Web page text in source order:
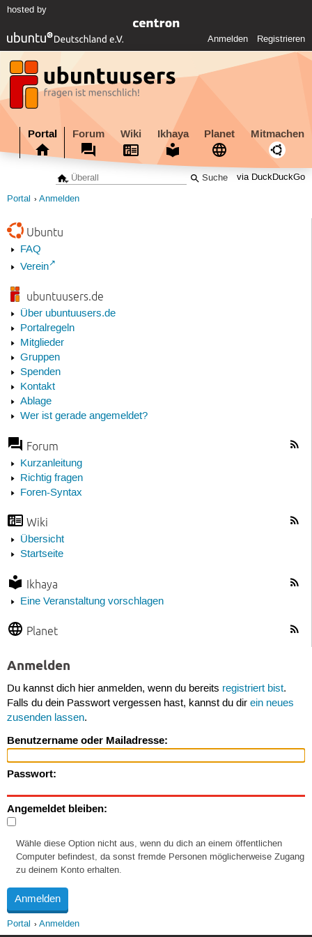
hosted by
Anmelden Registrieren
Portal Forum Wiki Ikhaya Planet Mitmachen
via DuckDuckGo
Portal Anmelden
Ubuntu
FAQ
Verein
ubuntuusers.de
Über ubuntuusers.de
Portalregeln
Mitglieder
Gruppen
Spenden
Kontakt
Ablage
Wer ist gerade angemeldet?
Forum
Kurzanleitung
Richtig fragen
Foren-Syntax
Wiki
Übersicht
Startseite
Ikhaya
Eine Veranstaltung vorschlagen
Planet
Anmelden
Du kannst dich hier anmelden, wenn du bereits registriert bist.
Falls du dein Passwort vergessen hast, kannst du dir ein neues
zusenden lassen.
Benutzername oder Mailadresse:
Passwort:
Angemeldet bleiben:
Wähle diese Option nicht aus, wenn du dich an einem öffentlichen
Computer befindest, da sonst fremde Personen möglicherweise Zugang
zu deinem Konto erhalten.
Portal Anmelden